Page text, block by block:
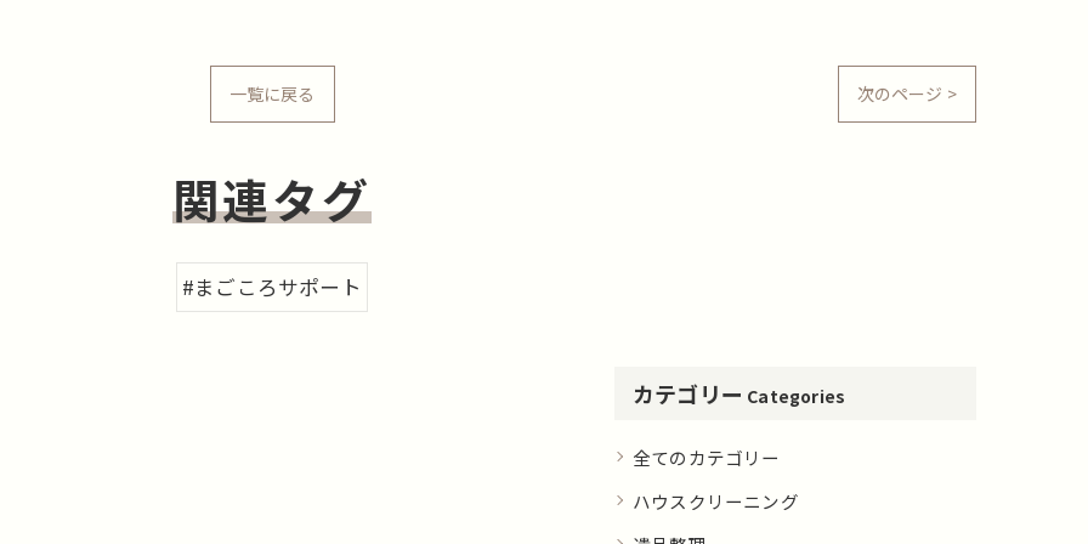
一覧に戻る 次のページ >
関連タグ
#まごころサポート
カテゴリー Categories
全てのカテゴリー
ハウスクリーニング